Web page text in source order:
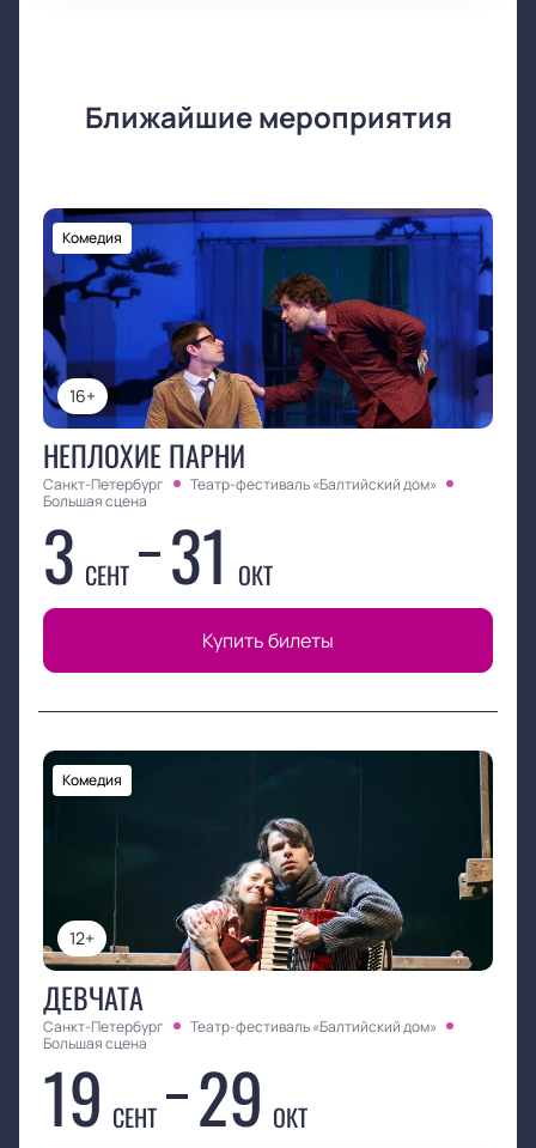
Ближайшие мероприятия
16+
Комедия
НЕПЛОХИЕ ПАРНИ
Санкт-Петербург
Театр-фестиваль «Балтийский дом»
Большая сцена
3 СЕНТ 31 ОКТ
Купить билеты
12+
Комедия
ДЕВЧАТА
Санкт-Петербург
Театр-фестиваль «Балтийский дом»
Большая сцена
19 СЕНТ 29 ОКТ